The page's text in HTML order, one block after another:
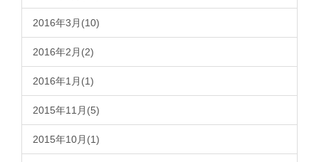
2016年3月(10)
2016年2月(2)
2016年1月(1)
2015年11月(5)
2015年10月(1)